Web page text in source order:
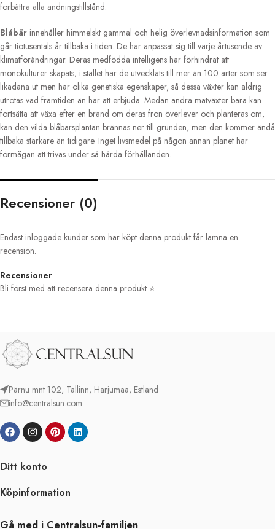
förbättra alla andningstillstånd.
Blåbär innehåller himmelskt gammal och helig överlevnadsinformation som
går tiotusentals år tillbaka i tiden. De har anpassat sig till varje årtusende av
klimatförändringar. Deras medfödda intelligens har förhindrat att
monokulturer skapats; i stället har de utvecklats till mer än 100 arter som ser
likadana ut men har olika genetiska egenskaper, så dessa växter kan aldrig
utrotas vad framtiden än har att erbjuda. Medan andra matväxter bara kan
fortsätta att växa efter en brand om deras frön överlever och planteras om,
kan den vilda blåbärsplantan brännas ner till grunden, men den kommer ändå
tillbaka starkare än tidigare. Inget livsmedel på någon annan planet har
förmågan att trivas under så hårda förhållanden.
Recensioner (0)
Recensioner
Bli först med att recensera denna produkt ⭐
Endast inloggade kunder som har köpt denna produkt får lämna en
recension.
Pärnu mnt 102, Tallinn, Harjumaa, Estland
info@centralsun.com
Ditt konto
Köpinformation
Gå med i Centralsun-familjen